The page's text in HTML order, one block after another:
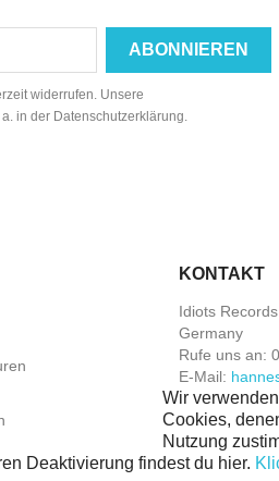
widerrufen. Unsere
in der Datenschutzerklärung.
KONTAKT
Idiots Records
Germany
Rufe uns an:
E-Mail:
Wir
Cookies,
Nutzung
Deaktivierung findest du hier.